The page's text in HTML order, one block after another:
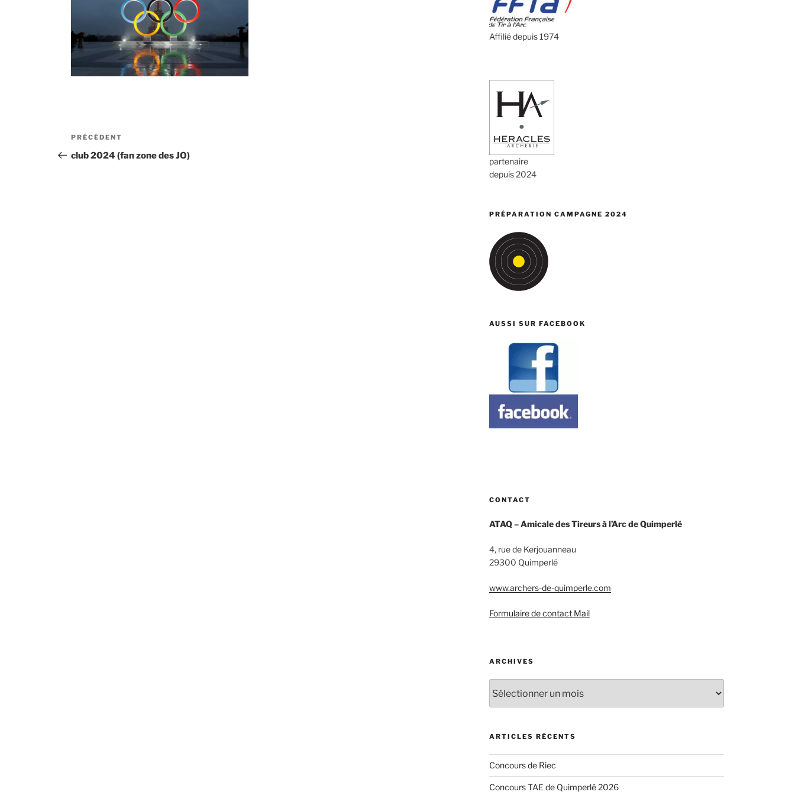
Navigation
de
Article
précédent
PRÉCÉDENT
club 2024 (fan zone des JO)
Affilié depuis 1974
partenaire
depuis 2024
PRÉPARATION CAMPAGNE 2024
AUSSI SUR FACEBOOK
CONTACT
ATAQ – Amicale des Tireurs à l’Arc de Quimperlé
4, rue de Kerjouanneau
29300 Quimperlé
www.archers-de-quimperle.com
Formulaire de contact Mail
ARCHIVES
ARTICLES RÉCENTS
Concours de Riec
Concours TAE de Quimperlé 2026